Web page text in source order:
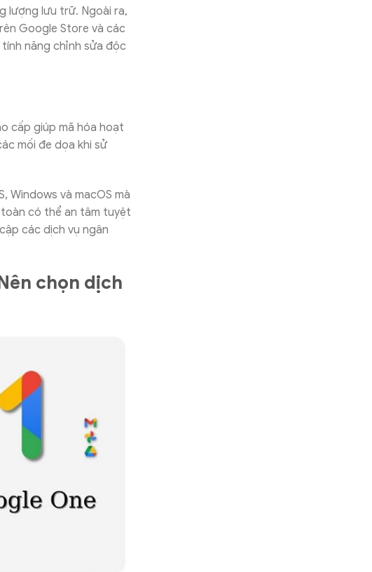
lượng lưu trữ. Ngoài ra,
Google Store và các
năng chỉnh sửa độc
cấp giúp mã hóa hoạt
mối đe dọa khi sử
Windows và macOS mà
có thể an tâm tuyệt
các dịch vụ ngân
chọn dịch